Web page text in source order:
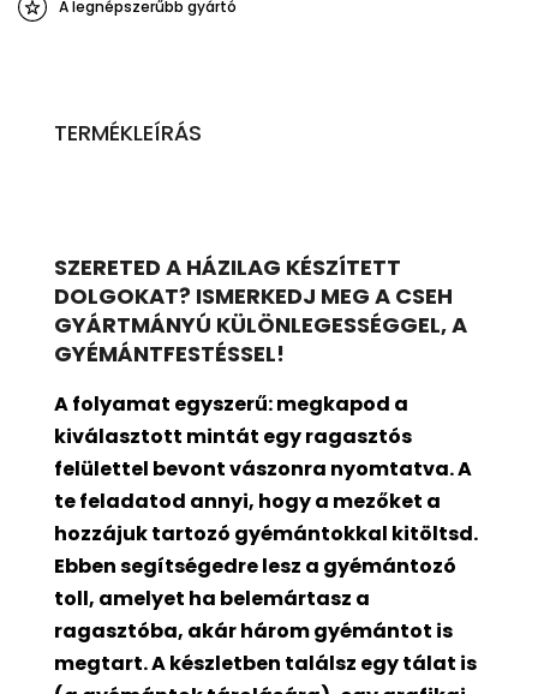
A legnépszerűbb gyártó
TERMÉKLEÍRÁS
SZERETED A HÁZILAG KÉSZÍTETT
DOLGOKAT? ISMERKEDJ MEG A CSEH
GYÁRTMÁNYÚ KÜLÖNLEGESSÉGGEL, A
GYÉMÁNTFESTÉSSEL!
A folyamat egyszerű: megkapod a
kiválasztott mintát egy ragasztós
felülettel bevontvászonra nyomtatva. A
te feladatod annyi, hogy a mezőket a
hozzájuk tartozó gyémántokkal kitöltsd.
Ebben segítségedre lesz a gyémántozó
toll, amelyet ha belemártasz a
ragasztóba, akár három gyémántot is
megtart. A készletben találsz egy tálat is